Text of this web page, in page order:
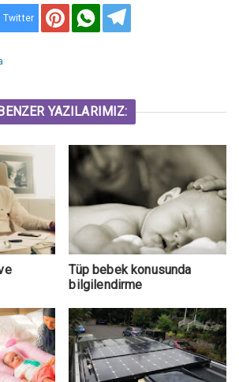
Twitter
YAZILARIMIZ:
Tüp bebek konusunda
bilgilendirme